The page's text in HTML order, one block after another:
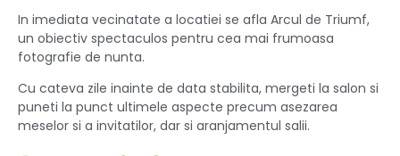
In imediata vecinatate a locatiei se afla Arcul de Triumf,
un obiectiv spectaculos pentru cea mai frumoasa
fotografie de nunta.
Cu cateva zile inainte de data stabilita, mergeti la salon si
puneti la punct ultimele aspecte precum asezarea
meselor si a invitatilor, dar si aranjamentul salii.